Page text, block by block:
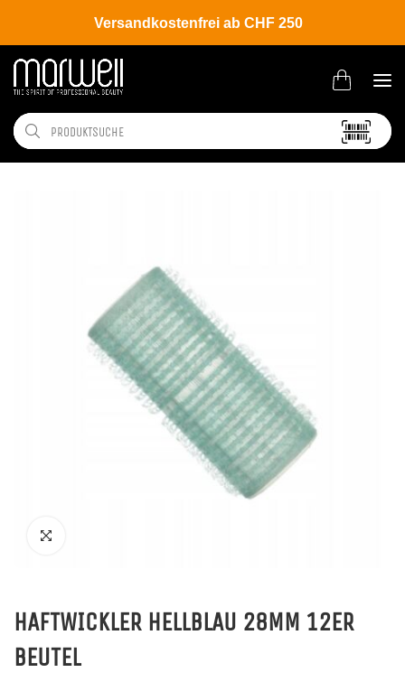
Versandkostenfrei ab CHF 250
Shop Salon Clipse | Nadeln
HAFTWICKLER HELLBLAU 28MM 12ER
BEUTEL